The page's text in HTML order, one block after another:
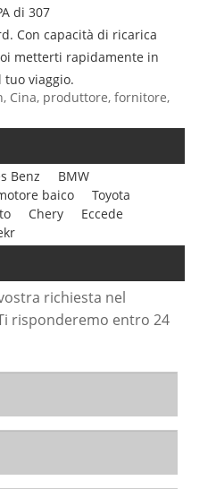
di 307
Con capacità di ricarica
metterti rapidamente in
viaggio.
Cina, produttore, fornitore,
Benz
BMW
baico
Toyota
Chery
Eccede
richiesta nel
risponderemo entro 24